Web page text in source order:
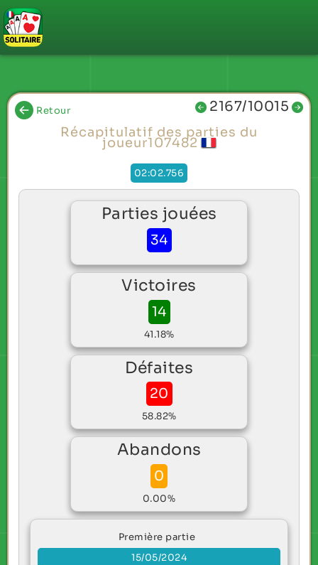
Retour 2167/10015
Récapitulatif des parties du
joueur107482
02:02.756
Parties jouées
34
Victoires
14
41.18%
Défaites
20
58.82%
Abandons
0
0.00%
Première partie
15/05/2024